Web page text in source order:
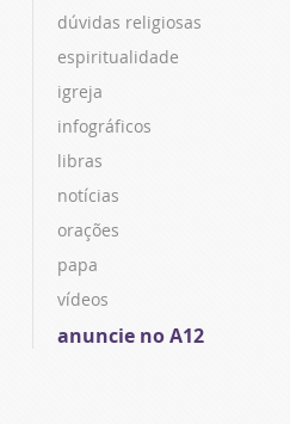
dúvidas religiosas
espiritualidade
igreja
infográficos
libras
notícias
orações
papa
vídeos
anuncie no A12